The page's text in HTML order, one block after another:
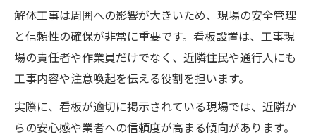
解体工事は周囲への影響が大きいため、現場の安全管理
と信頼性の確保が非常に重要です。看板設置は、工事現
場の責任者や作業員だけでなく、近隣住民や通行人にも
工事内容や注意喚起を伝える役割を担います。
実際に、看板が適切に掲示されている現場では、近隣か
らの安心感や業者への信頼度が高まる傾向があります。